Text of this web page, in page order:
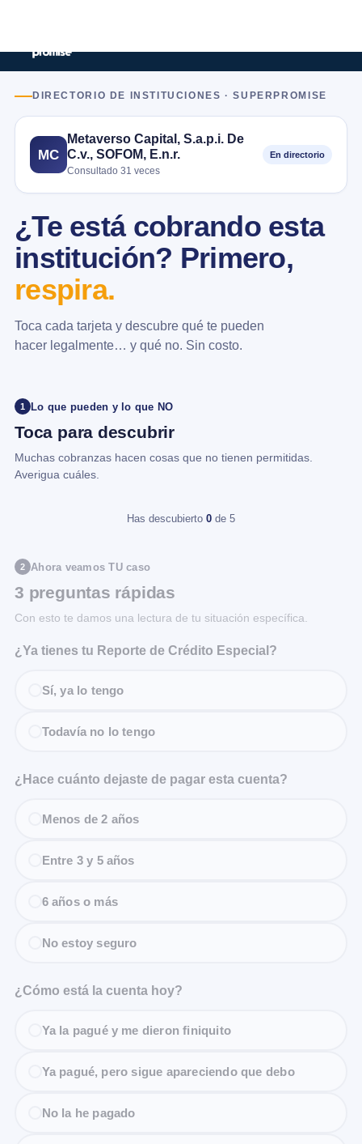
DIRECTORIO DE INSTITUCIONES · SUPERPROMISE
MC
Metaverso Capital, S.a.p.i. De
C.v., SOFOM, E.n.r.
Consultado 31 veces
En directorio
¿Te está cobrando esta
institución? Primero,
respira.
Toca cada tarjeta y descubre qué te pueden
hacer legalmente… y qué no. Sin costo.
1 Lo que pueden y lo que NO
Toca para descubrir
Muchas cobranzas hacen cosas que no tienen permitidas.
Averigua cuáles.
Has descubierto 0 de 5
2 Ahora veamos TU caso
3 preguntas rápidas
Con esto te damos una lectura de tu situación específica.
¿Ya tienes tu Reporte de Crédito Especial?
Sí, ya lo tengo
Todavía no lo tengo
¿Hace cuánto dejaste de pagar esta cuenta?
Menos de 2 años
Entre 3 y 5 años
6 años o más
No estoy seguro
¿Cómo está la cuenta hoy?
Ya la pagué y me dieron finiquito
Ya pagué, pero sigue apareciendo que debo
No la he pagado